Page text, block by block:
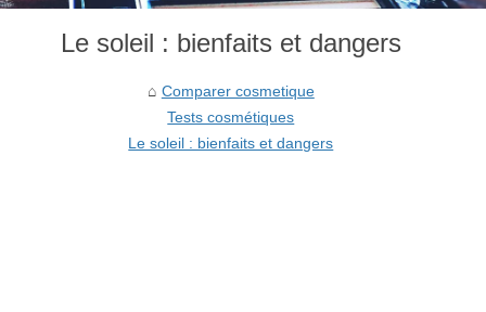
Le soleil : bienfaits et dangers
Comparer cosmetique
Tests cosmétiques
Le soleil : bienfaits et dangers